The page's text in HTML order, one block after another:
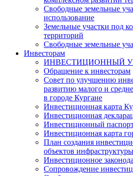
Свободные земельные
использование
Земельные участки под
территорий
Свободные земельные
Инвесторам
ИНВЕСТИЦИОННЫЙ
Обращение к инвесторам
Совет по улучшению
развитию малого и
в городе Кургане
Инвестиционная карта
Инвестиционная
Инвестиционный
Инвестиционная карта
План создания
объектов инфраструктуры
Инвестиционное
Сопровождение